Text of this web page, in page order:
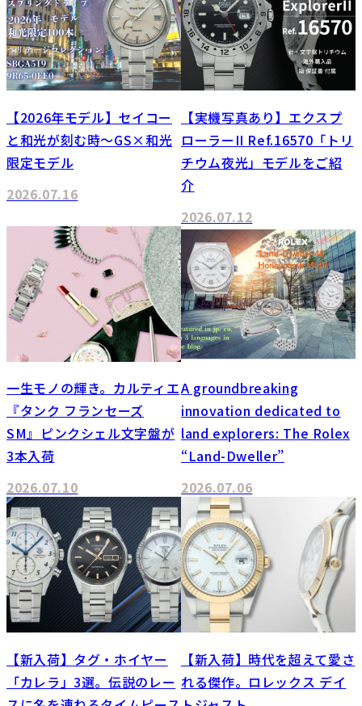
【2026年モデル】セイコー
と和光が刻む時～GS×和光
限定モデル
2026.07.16
【実機写真あり】エクスプ
ローラーII Ref.16570「トリ
チウム夜光」モデルをご紹
介
2026.07.12
一生モノの輝き。カルティエ
『タンク フランセーズ
SM』ピンクシェル文字盤が
3本入荷
2026.07.10
A groundbreaking
innovation dedicated to
land explorers: The Rolex
“Land-Dweller”
2026.07.06
【新入荷】タグ・ホイヤー
「カレラ」3選。伝説のレー
【新入荷】時代を超えて愛さ
れる傑作。ロレックス デイ